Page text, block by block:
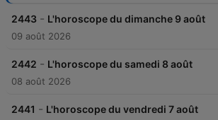
2443 - L'horoscope du dimanche 9 août
09 août 2026
2442 - L'horoscope du samedi 8 août
08 août 2026
2441 - L'horoscope du vendredi 7 août